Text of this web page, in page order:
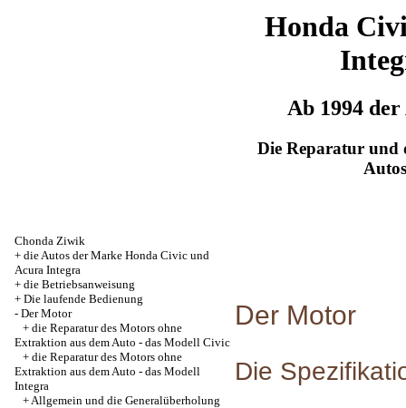
Honda
Ab 1994 der
Die Reparatur und
Autos
Chonda Ziwik
+ die Autos der Marke Honda Civic und
Acura Integra
+ die Betriebsanweisung
+ Die laufende Bedienung
- Der Motor
+ die Reparatur des Motors ohne
Extraktion aus dem Auto - das Modell Civic
+ die Reparatur des Motors ohne
Extraktion aus dem Auto - das Modell
Integra
+Allgemein und die Generalüberholung
Der Motor
Die